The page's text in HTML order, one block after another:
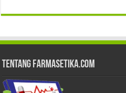
Tentang Farmasetika.com